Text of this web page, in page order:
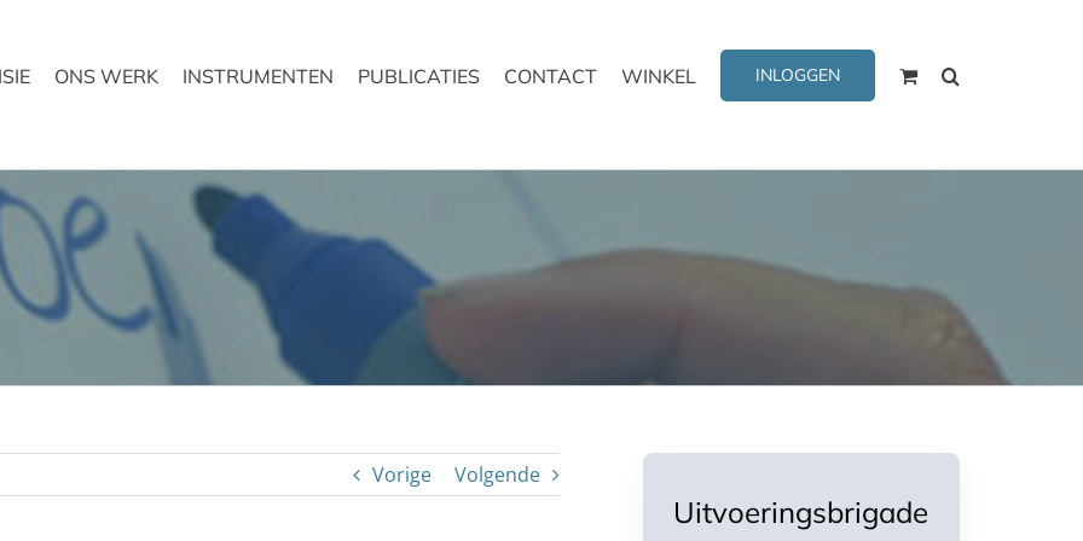
ONS WERK INSTRUMENTEN PUBLICATIES CONTACT WINKEL INLOGGEN
Vorige Volgende
Uitvoeringsbrigade